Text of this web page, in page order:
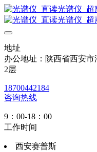
地址
办公地址：陕西省西安
2层
18700442184
咨询热线
9：00-18：00
工作时间
西安赛普斯